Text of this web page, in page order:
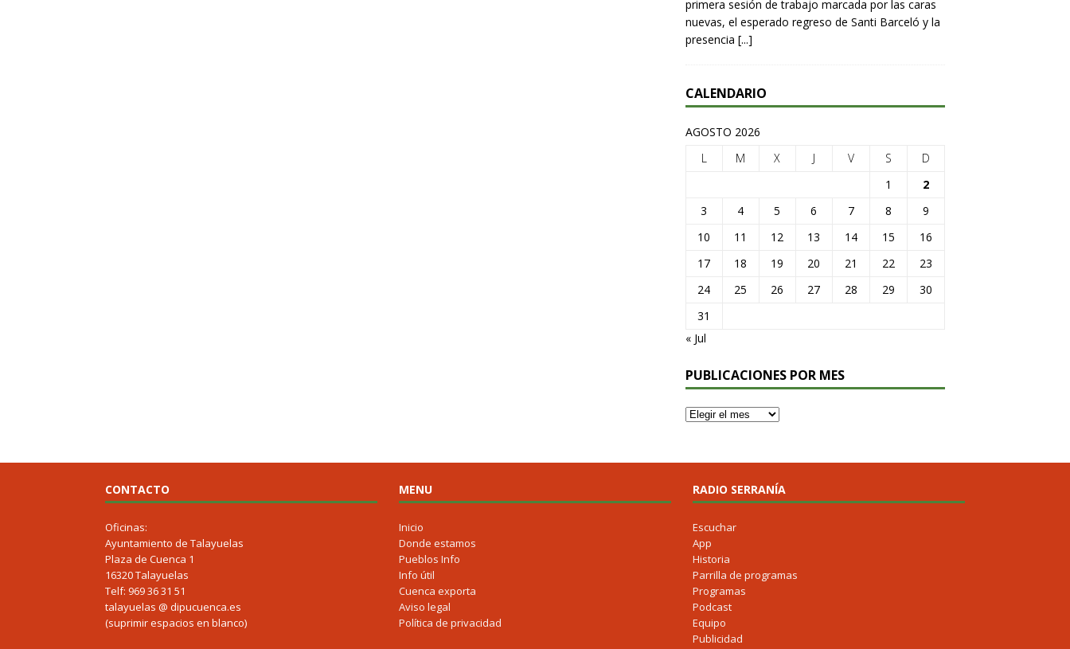
primera sesión de trabajo marcada por las caras
nuevas, el esperado regreso de Santi Barceló y la
presencia [...]
CALENDARIO
AGOSTO 2026
L
M X J V S
D
1
2
3
4 5 6 7 8
9
10
11 12 13 14 15
16
17
18 19 20 21 22
23
24
25 26 27 28 29
30
31
« Jul
PUBLICACIONES POR MES
CONTACTO
Oficinas:
Ayuntamiento de Talayuelas
Plaza de Cuenca 1
16320 Talayuelas
Telf: 969 36 31 51
talayuelas @ dipucuenca.es
(suprimir espacios en blanco)
MENU
Inicio
Donde estamos
Pueblos Info
Info útil
Cuenca exporta
Aviso legal
Política de privacidad
RADIO SERRANÍA
Escuchar
App
Historia
Parrilla de programas
Programas
Podcast
Equipo
Publicidad